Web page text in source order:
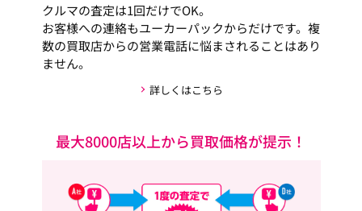
クルマの査定は1回だけでOK。
お客様への連絡もユーカーパックからだけです。複
数の買取店からの営業電話に悩まされることはあり
ません。
詳しくはこちら
最大8000店以上から買取価格が提示！